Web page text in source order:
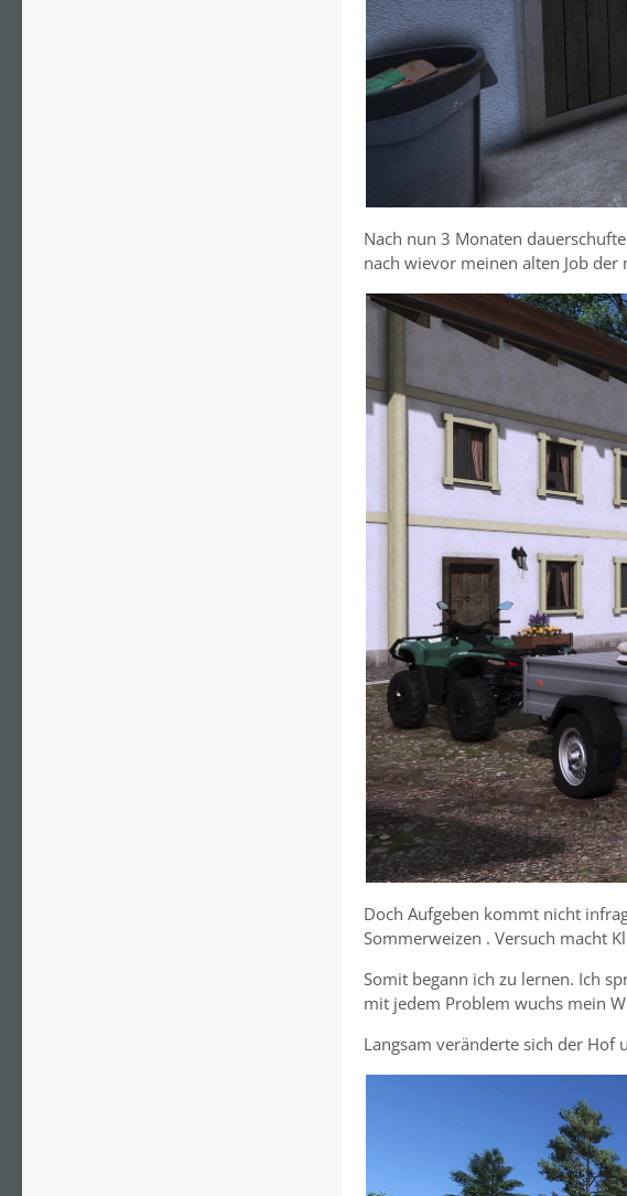
Nach nun 3 Monaten
nach wievor meinen alten Job
Doch Aufgeben kommt nicht
Sommerweizen . Versuch macht
Somit begann ich zu lernen. Ich
mit jedem Problem wuchs mein
Langsam veränderte sich der Hof